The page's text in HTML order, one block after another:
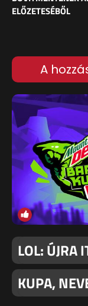
ELŐZETESÉBŐL
A
LOL: ÚJRA
KUPA,